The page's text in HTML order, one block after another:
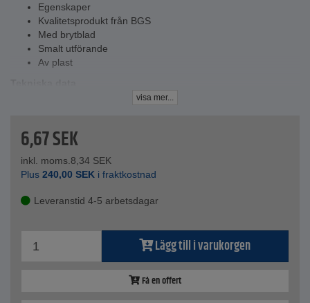
Egenskaper
Kvalitetsprodukt från BGS
Med brytblad
Smalt utförande
Av plast
visa mer...
6,67SEK
inkl. moms.8,34 SEK
Plus 240,00 SEK i fraktkostnad
Leveranstid 4-5 arbetsdagar
Lägg till i varukorgen
Få en offert